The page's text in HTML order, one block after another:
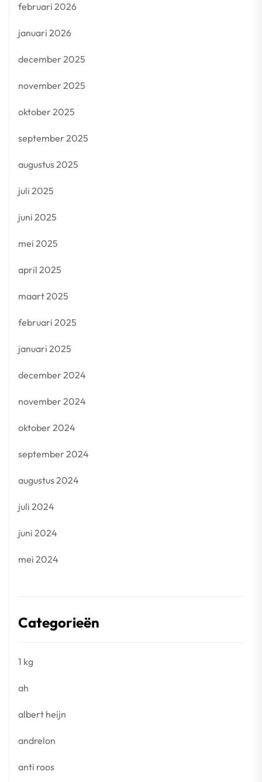
februari 2026
januari 2026
december 2025
november 2025
oktober 2025
september 2025
augustus 2025
juli 2025
juni 2025
mei 2025
april 2025
maart 2025
februari 2025
januari 2025
december 2024
november 2024
oktober 2024
september 2024
augustus 2024
juli 2024
juni 2024
mei 2024
Categorieën
1 kg
ah
albert heijn
andrelon
anti roos